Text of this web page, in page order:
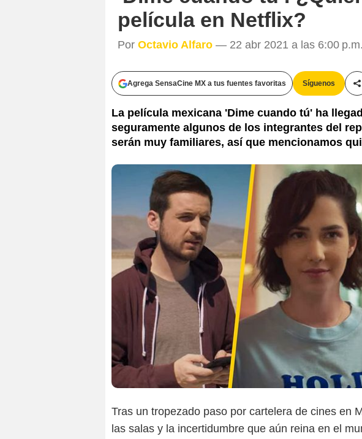
película en Netflix?
Por Octavio Alfaro — 22 abr 2021 a las 6:00 p.m.
Agrega SensaCine MX a tus fuentes favoritas Síguenos
La película mexicana 'Dime cuando tú' ha
seguramente algunos de los integrantes del
serán muy familiares, así que mencionamos
Tras un tropezado paso por cartelera de cines en
las salas y la incertidumbre que aún reina en el